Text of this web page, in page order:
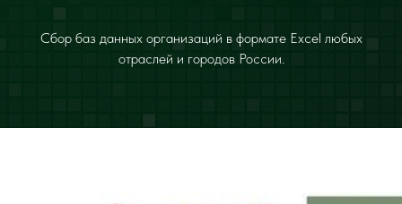
Сбор баз данных организаций в формате Excel любых
отраслей и городов России.